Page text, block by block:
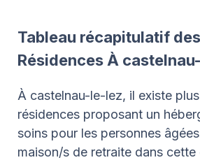
Tableau récapitulatif
Résidences À
À castelnau-le-lez, il existe
résidences proposant un
soins pour les personnes
maison/s de retraite dans cette